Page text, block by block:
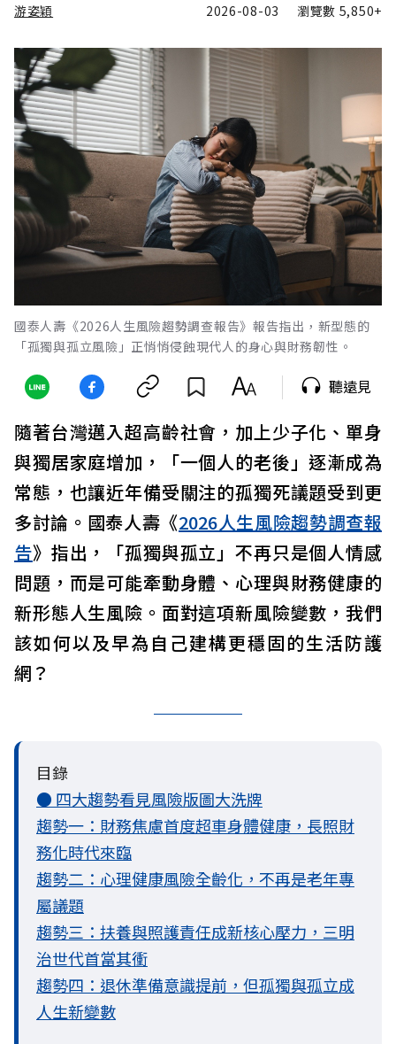
游姿穎 2026-08-03 瀏覽數 5,850+
國泰人壽《2026人生風險趨勢調查報告》報告指出，新型態的
「孤獨與孤立風險」正悄悄侵蝕現代人的身心與財務韌性。
聽遠見
隨著台灣邁入超高齡社會，加上少子化、單身
與獨居家庭增加，「一個人的老後」逐漸成為
常態，也讓近年備受關注的孤獨死議題受到更
多討論。國泰人壽《2026人生風險趨勢調查報
告》指出，「孤獨與孤立」不再只是個人情感
問題，而是可能牽動身體、心理與財務健康的
新形態人生風險。面對這項新風險變數，我們
該如何以及早為自己建構更穩固的生活防護
網？
目錄
● 四大趨勢看見風險版圖大洗牌
趨勢一：財務焦慮首度超車身體健康，長照財
務化時代來臨
趨勢二：心理健康風險全齡化，不再是老年專
屬議題
趨勢三：扶養與照護責任成新核心壓力，三明
治世代首當其衝
趨勢四：退休準備意識提前，但孤獨與孤立成
人生新變數